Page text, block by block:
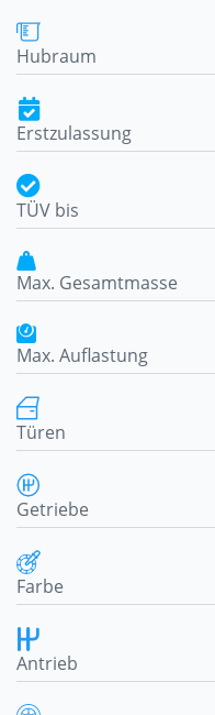
Hubraum
Erstzulassung
TÜV bis
Max. Gesamtmasse
Max. Auflastung
Türen
Getriebe
Farbe
Antrieb